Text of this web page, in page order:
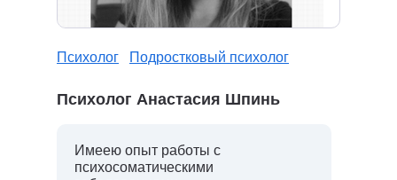
Психолог Подростковый психолог
Психолог Анастасия Шпинь
Имеею опыт работы с
психосоматическими